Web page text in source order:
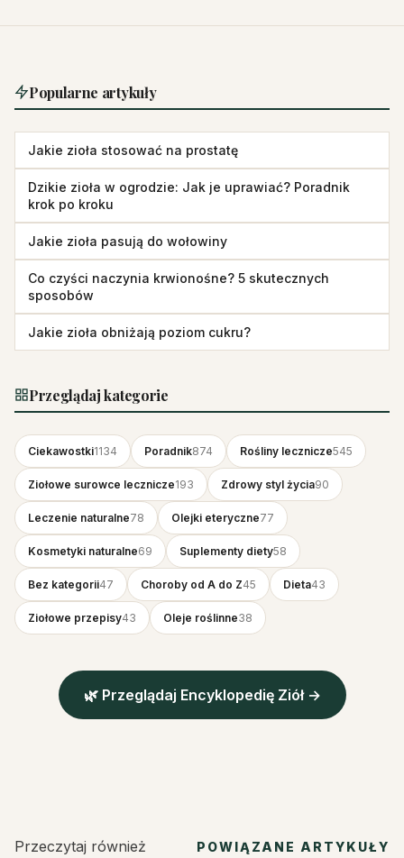
Popularne artykuły
Jakie zioła stosować na prostatę
Dzikie zioła w ogrodzie: Jak je uprawiać? Poradnik
krok po kroku
Jakie zioła pasują do wołowiny
Co czyści naczynia krwionośne? 5 skutecznych
sposobów
Jakie zioła obniżają poziom cukru?
Przeglądaj kategorie
Ciekawostki1134 Poradnik874 Rośliny lecznicze545
Ziołowe surowce lecznicze193 Zdrowy styl życia90
Leczenie naturalne78 Olejki eteryczne77
Kosmetyki naturalne69 Suplementy diety58
Bez kategorii47 Choroby od A do Z45 Dieta43
Ziołowe przepisy43 Oleje roślinne38
🌿 Przeglądaj Encyklopedię Ziół →
Przeczytaj również POWIĄZANE ARTYKUŁY